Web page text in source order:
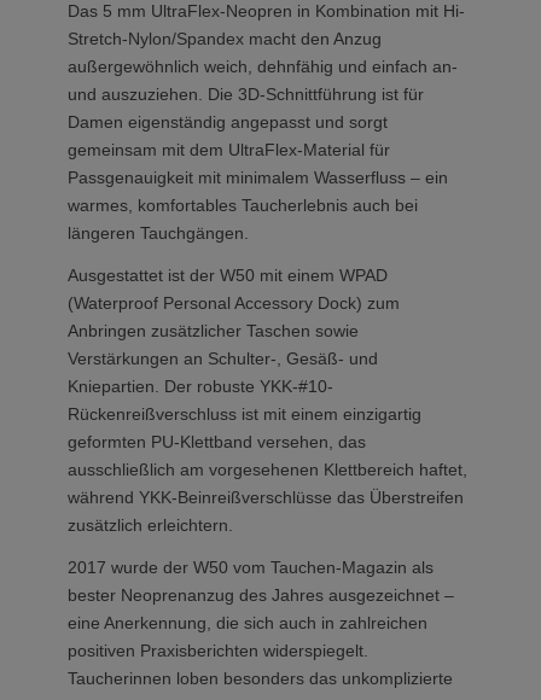
Das 5 mm UltraFlex-Neopren in Kombination mit Hi-
Stretch-Nylon/Spandex macht den Anzug
außergewöhnlich weich, dehnfähig und einfach an-
und auszuziehen. Die 3D-Schnittführung ist für
Damen eigenständig angepasst und sorgt
gemeinsam mit dem UltraFlex-Material für
Passgenauigkeit mit minimalem Wasserfluss – ein
warmes, komfortables Taucherlebnis auch bei
längeren Tauchgängen.
Ausgestattet ist der W50 mit einem WPAD
(Waterproof Personal Accessory Dock) zum
Anbringen zusätzlicher Taschen sowie
Verstärkungen an Schulter-, Gesäß- und
Kniepartien. Der robuste YKK-#10-
Rückenreißverschluss ist mit einem einzigartig
geformten PU-Klettband versehen, das
ausschließlich am vorgesehenen Klettbereich haftet,
während YKK-Beinreißverschlüsse das Überstreifen
zusätzlich erleichtern.
2017 wurde der W50 vom Tauchen-Magazin als
bester Neoprenanzug des Jahres ausgezeichnet –
eine Anerkennung, die sich auch in zahlreichen
positiven Praxisberichten widerspiegelt.
Taucherinnen loben besonders das unkomplizierte